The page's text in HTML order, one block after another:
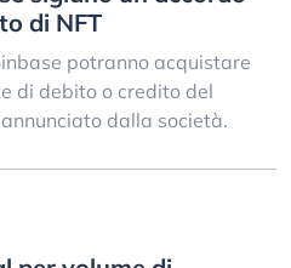
di NFT
potranno acquistare
di debito o credito del
dalla società.